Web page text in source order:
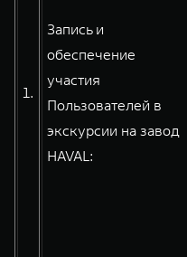
WEY 80
от 6 449 000 ₽
1.
Запись и
обеспечение
участия
Пользователей в
экскурсии на завод
HAVAL: